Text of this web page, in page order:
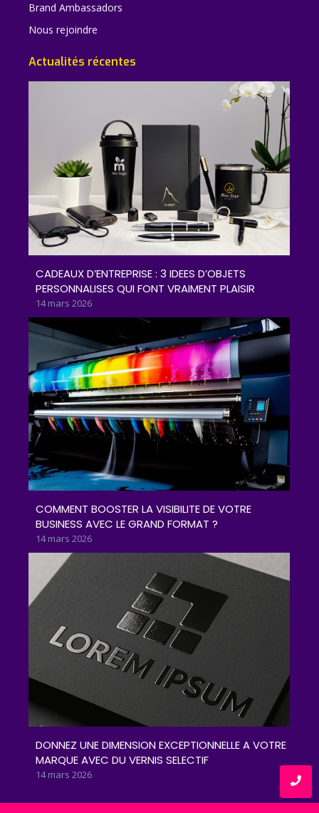
Brand Ambassadors
Nous rejoindre
Actualités récentes
CADEAUX D’ENTREPRISE : 3 IDEES D’OBJETS
PERSONNALISES QUI FONT VRAIMENT PLAISIR
14 mars 2026
COMMENT BOOSTER LA VISIBILITE DE VOTRE
BUSINESS AVEC LE GRAND FORMAT ?
14 mars 2026
DONNEZ UNE DIMENSION EXCEPTIONNELLE A VOTRE
MARQUE AVEC DU VERNIS SELECTIF
14 mars 2026